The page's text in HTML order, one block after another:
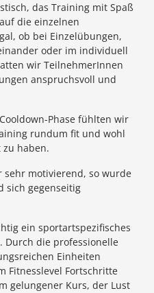
das Training mit Spaß
die einzelnen
ob bei Einzelübungen,
oder im individuell
wir TeilnehmerInnen
anspruchsvoll und
Phase fühlten wir
rundum fit und wohl
haben.
sehr motivierend, so wurde
sich gegenseitig
ein sportartspezifisches
Durch die professionelle
Einheiten
Fitnesslevel Fortschritte
gelungener Kurs, der Lust